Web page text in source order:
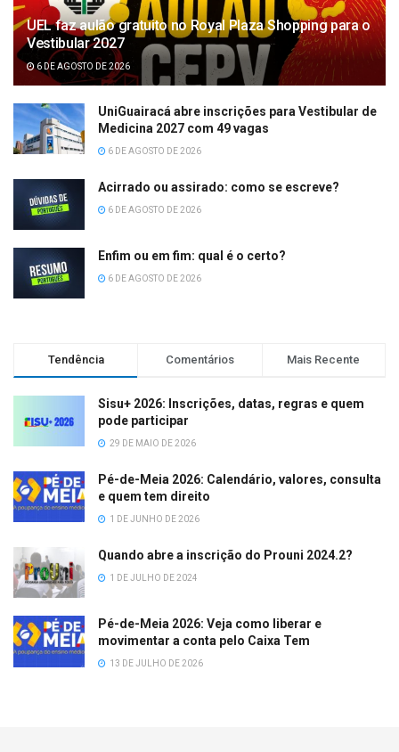
UEL faz aulão gratuito no Royal Plaza Shopping para o
Vestibular 2027
6 DE AGOSTO DE 2026
UniGuairacá abre inscrições para Vestibular de
Medicina 2027 com 49 vagas
6 DE AGOSTO DE 2026
Acirrado ou assirado: como se escreve?
6 DE AGOSTO DE 2026
Enfim ou em fim: qual é o certo?
6 DE AGOSTO DE 2026
Tendência Comentários Mais Recente
Sisu+ 2026: Inscrições, datas, regras e quem
pode participar
29 DE MAIO DE 2026
Pé-de-Meia 2026: Calendário, valores, consulta
e quem tem direito
1 DE JUNHO DE 2026
Quando abre a inscrição do Prouni 2024.2?
1 DE JULHO DE 2024
Pé-de-Meia 2026: Veja como liberar e
movimentar a conta pelo Caixa Tem
13 DE JULHO DE 2026